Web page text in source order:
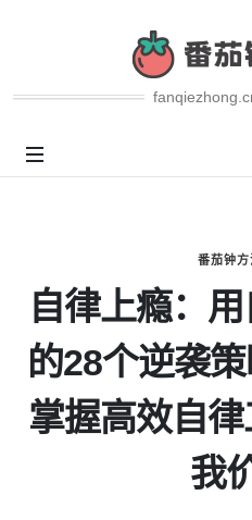
番茄钟方
自律上瘾：
的28个逆袭策
掌握高效自
我